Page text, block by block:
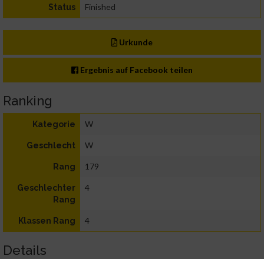
Status Finished
Urkunde
Ergebnis auf Facebook teilen
Ranking
Kategorie W
Geschlecht W
Rang 179
Geschlechter
Rang
4
Klassen Rang 4
Details